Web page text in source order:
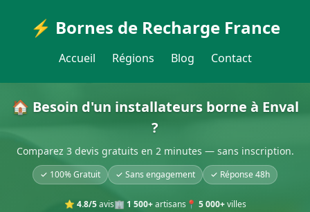
⚡ Bornes de Recharge France
Accueil Régions Blog Contact
🏠 Besoin d'un installateurs borne à Enval
?
Comparez 3 devis gratuits en 2 minutes — sans inscription.
✓ 100% Gratuit ✓ Sans engagement ✓ Réponse 48h
⭐ 4.8/5avis🏢 1 500+artisans 📍 5 000+villes